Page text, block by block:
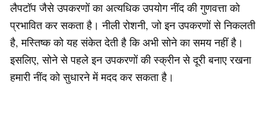
लैपटॉप जैसे उपकरणों का अत्यधिक उपयोग नींद की गुणवत्ता को
प्रभावित कर सकता है। नीली रोशनी, जो इन उपकरणों से निकलती
है, मस्तिष्क को यह संकेत देती है कि अभी सोने का समय नहीं है।
इसलिए, सोने से पहले इन उपकरणों की स्क्रीन से दूरी बनाए रखना
हमारी नींद को सुधारने में मदद कर सकता है।